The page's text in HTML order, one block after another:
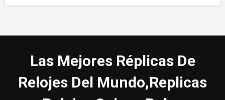
Las Mejores Réplicas De
Relojes Del Mundo,Replicas